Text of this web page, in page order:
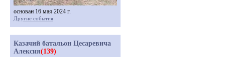
основан 16 мая 2024 г.
Другие события
Казачий батальон Цесаревича
Алексия(139)